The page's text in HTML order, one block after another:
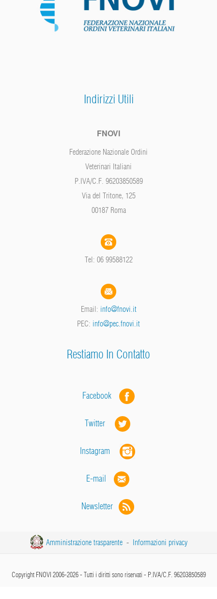
Indirizzi Utili
FNOVI
Federazione Nazionale Ordini
Veterinari Italiani
P.IVA/C.F. 96203850589
Via del Tritone, 125
00187 Roma
Tel: 06 99588122
Email: info@fnovi.it
PEC: info@pec.fnovi.it
Restiamo In Contatto
Facebook
Twitter
Instagram
E-mail
Newsletter
Amministrazione trasparente - Informazioni privacy
Copyright FNOVI 2006-2026 - Tutti i diritti sono riservati - P.IVA/C.F. 96203850589